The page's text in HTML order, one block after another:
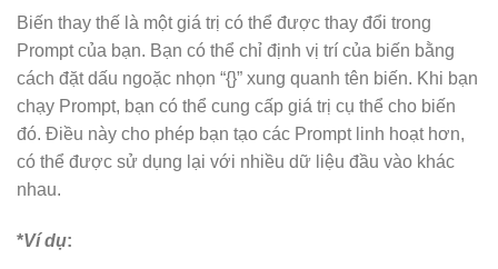
Biến thay thế là một giá trị có thể được thay đổi trong
Prompt của bạn. Bạn có thể chỉ định vị trí của biến bằng
cách đặt dấu ngoặc nhọn “{}” xung quanh tên biến. Khi bạn
chạy Prompt, bạn có thể cung cấp giá trị cụ thể cho biến
đó. Điều này cho phép bạn tạo các Prompt linh hoạt hơn,
có thể được sử dụng lại với nhiều dữ liệu đầu vào khác
nhau.
*Ví dụ: